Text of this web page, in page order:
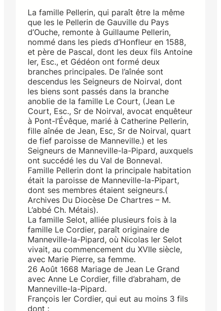
La famille Pellerin, qui paraît être la même
que les le Pellerin de Gauville du Pays
d’Ouche, remonte à Guillaume Pellerin,
nommé dans les pieds d’Honfleur en 1588,
et père de Pascal, dont les deux fils Antoine
Ier, Esc., et Gédéon ont formé deux
branches principales. De l’aînée sont
descendus les Seigneurs de Noirval, dont
les biens sont passés dans la branche
anoblie de la famille Le Court, (Jean Le
Court, Esc., Sr de Noirval, avocat enquêteur
à Pont-l’Évêque, marié à Catherine Pellerin,
fille aînée de Jean, Esc, Sr de Noirval, quart
de fief paroisse de Manneville.) et les
Seigneurs de Manneville-la-Pipard, auxquels
ont succédé les du Val de Bonneval.
Famille Pellerin dont la principale habitation
était la paroisse de Manneville-la-Pipart,
dont ses membres étaient seigneurs.(
Archives Du Diocèse De Chartres – M.
L’abbé Ch. Métais).
La famille Selot, alliée plusieurs fois à la
famille Le Cordier, paraît originaire de
Manneville-la-Pipard, où Nicolas Ier Selot
vivait, au commencement du XVIIe siècle,
avec Marie Pierre, sa femme.
26 Août 1668 Mariage de Jean Le Grand
avec Anne Le Cordier, fille d’abraham, de
Manneville-la-Pipard.
François Ier Cordier, qui eut au moins 3 fils
dont :